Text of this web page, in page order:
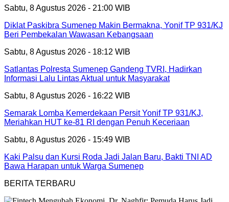
Sabtu, 8 Agustus 2026 - 21:00 WIB
Diklat Paskibra Sumenep Makin Bermakna, Yonif TP 931/KJ
Beri Pembekalan Wawasan Kebangsaan
Sabtu, 8 Agustus 2026 - 18:12 WIB
Satlantas Polresta Sumenep Gandeng TVRI, Hadirkan
Informasi Lalu Lintas Aktual untuk Masyarakat
Sabtu, 8 Agustus 2026 - 16:22 WIB
Semarak Lomba Kemerdekaan Persit Yonif TP 931/KJ,
Meriahkan HUT ke-81 RI dengan Penuh Keceriaan
Sabtu, 8 Agustus 2026 - 15:49 WIB
Kaki Palsu dan Kursi Roda Jadi Jalan Baru, Bakti TNI AD
Bawa Harapan untuk Warga Sumenep
BERITA TERBARU